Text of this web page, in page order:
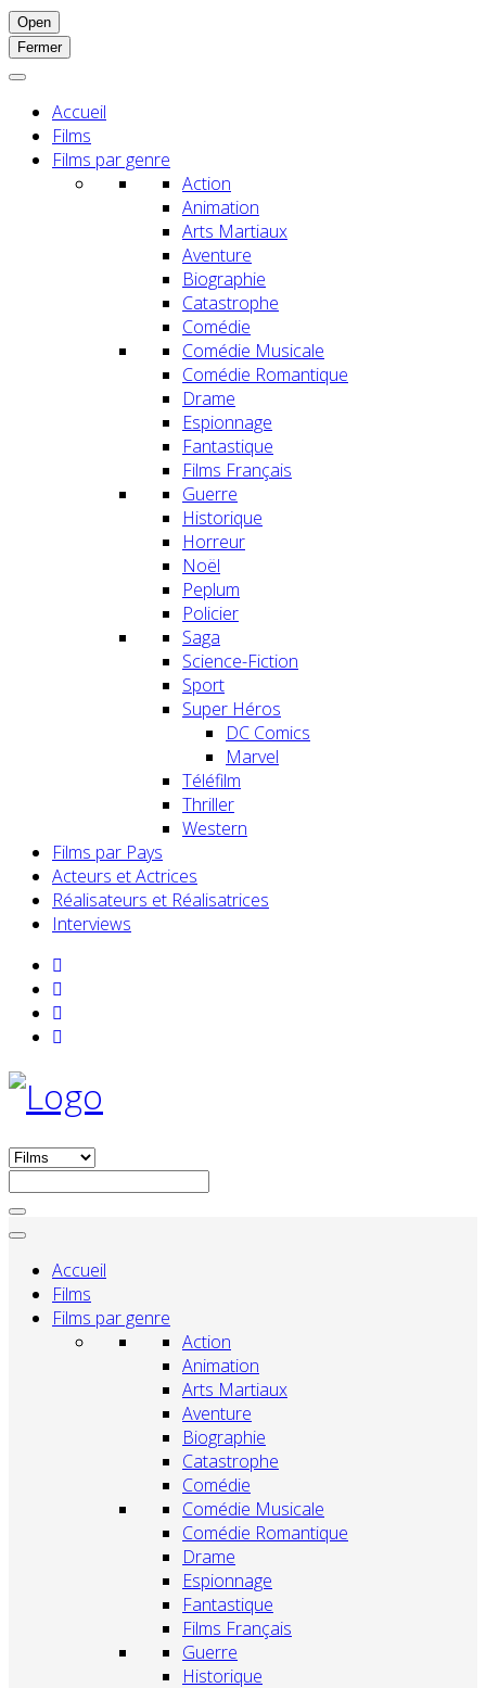
Open
Fermer
Accueil
Films
Films par genre
Action
Animation
Arts Martiaux
Aventure
Biographie
Catastrophe
Comédie
Comédie Musicale
Comédie Romantique
Drame
Espionnage
Fantastique
Films Français
Guerre
Historique
Horreur
Noël
Peplum
Policier
Saga
Science-Fiction
Sport
Super Héros
DC Comics
Marvel
Téléfilm
Thriller
Western
Films par Pays
Acteurs et Actrices
Réalisateurs et Réalisatrices
Interviews
Accueil
Films
Films par genre
Action
Animation
Arts Martiaux
Aventure
Biographie
Catastrophe
Comédie
Comédie Musicale
Comédie Romantique
Drame
Espionnage
Fantastique
Films Français
Guerre
Historique